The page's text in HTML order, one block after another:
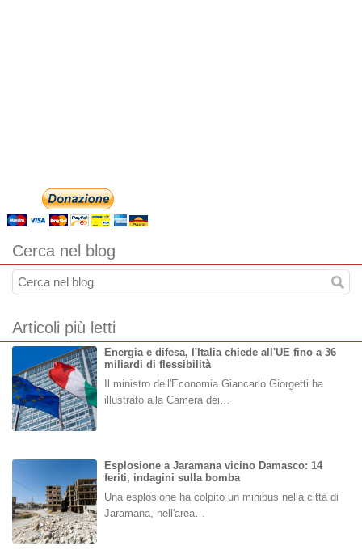
Cerca nel blog
Articoli più letti
Energia e difesa, l'Italia chiede all'UE fino a 36
miliardi di flessibilità
Il ministro dell'Economia Giancarlo Giorgetti ha
illustrato alla Camera dei…
Esplosione a Jaramana vicino Damasco: 14
feriti, indagini sulla bomba
Una esplosione ha colpito un minibus nella città di
Jaramana, nell'area…